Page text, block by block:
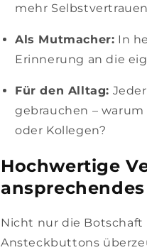
mehr
Als Mutmacher: In
Erinnerung an die
Für den Alltag:
gebrauchen –
oder Kollegen?
Hochwertige
Nicht nur die Botschaft
Ansteckbuttons